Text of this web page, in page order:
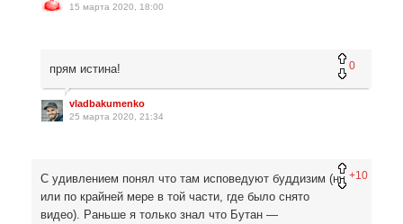
15 марта 2020, 18:00
0
прям истина!
vladbakumenko
25 марта 2020, 21:34
+10
С удивлением понял что там исповедуют буддизим (ну
или по крайней мере в той части, где было снято
видео). Раньше я только знал что Бутан —